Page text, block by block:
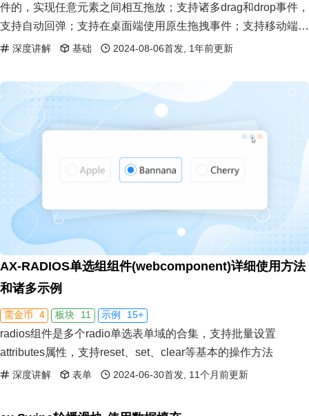
件的，实现任意元素之间相互拖放；支持诸多drag和drop事件，
支持自动回弹；支持在桌面端使用原生拖拽事件；支持移动端
drag拖拽。
深度讲解 基础 2024-08-06首发, 1年前更新
AX-RADIOS单选组组件(webcomponent)详细使用方法
和诸多示例
需金币 4 板块 11 示例 15+
radios组件是多个radio单选表单域的合集，支持批量设置
attributes属性，支持reset、set、clear等基本的操作方法
深度讲解 表单 2024-06-30首发, 11个月前更新